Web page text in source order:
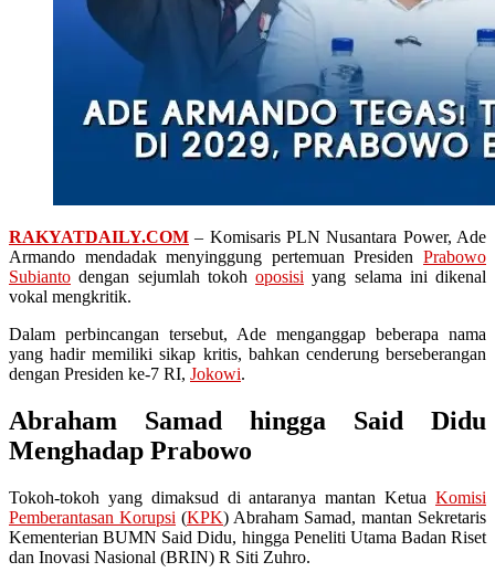
RAKYATDAILY.COM – Komisaris PLN Nusantara Power, Ade
Armando mendadak menyinggung pertemuan Presiden Prabowo
Subianto dengan sejumlah tokoh oposisi yang selama ini dikenal
vokal mengkritik.
Dalam perbincangan tersebut, Ade menganggap beberapa nama
yang hadir memiliki sikap kritis, bahkan cenderung berseberangan
dengan Presiden ke-7 RI, Jokowi.
Abraham Samad hingga Said Didu
Menghadap Prabowo
Tokoh-tokoh yang dimaksud di antaranya mantan Ketua Komisi
Pemberantasan Korupsi (KPK) Abraham Samad, mantan Sekretaris
Kementerian BUMN Said Didu, hingga Peneliti Utama Badan Riset
dan Inovasi Nasional (BRIN) R Siti Zuhro.